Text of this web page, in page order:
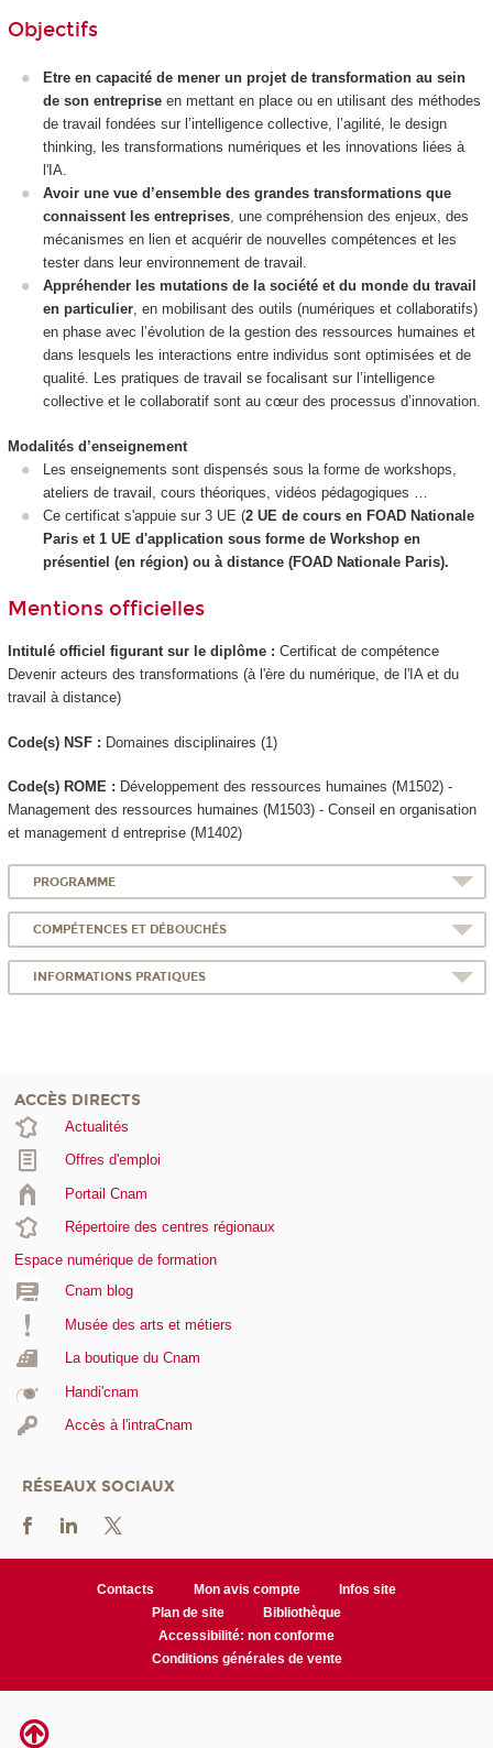
Objectifs
Etre en capacité de mener un projet de transformation au sein
de son entreprise en mettant en place ou en utilisant des méthodes
de travail fondées sur l’intelligence collective, l’agilité, le design
thinking, les transformations numériques et les innovations liées à
l'IA.
Avoir une vue d’ensemble des grandes transformations que
connaissent les entreprises, une compréhension des enjeux, des
mécanismes en lien et acquérir de nouvelles compétences et les
tester dans leur environnement de travail.
Appréhender les mutations de la société et du monde du travail
en particulier, en mobilisant des outils (numériques et collaboratifs)
en phase avec l’évolution de la gestion des ressources humaines et
dans lesquels les interactions entre individus sont optimisées et de
qualité. Les pratiques de travail se focalisant sur l’intelligence
collective et le collaboratif sont au cœur des processus d’innovation.
Modalités d’enseignement
Les enseignements sont dispensés sous la forme de workshops,
ateliers de travail, cours théoriques, vidéos pédagogiques …
Ce certificat s'appuie sur 3 UE (2 UE de cours en FOAD Nationale
Paris et 1 UE d'application sous forme de Workshop en
présentiel (en région) ou à distance (FOAD Nationale Paris).
Mentions officielles
Intitulé officiel figurant sur le diplôme : Certificat de compétence
Devenir acteurs des transformations (à l'ère du numérique, de l'IA et du
travail à distance)
Code(s) NSF : Domaines disciplinaires (1)
Code(s) ROME : Développement des ressources humaines (M1502) -
Management des ressources humaines (M1503) - Conseil en organisation
et management d entreprise (M1402)
PROGRAMME
COMPÉTENCES ET DÉBOUCHÉS
INFORMATIONS PRATIQUES
ACCÈS DIRECTS
Actualités
Offres d'emploi
Portail Cnam
Répertoire des centres régionaux
Espace numérique de formation
Cnam blog
Musée des arts et métiers
La boutique du Cnam
Handi'cnam
Accès à l'intraCnam
RÉSEAUX SOCIAUX
Contacts Mon avis compte
Infos site
Plan de site
Bibliothèque
Accessibilité: non conforme
Conditions générales de vente